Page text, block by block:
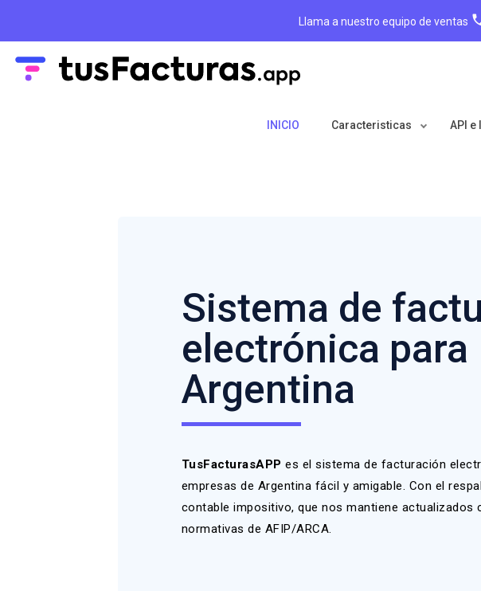
Llama a nuestro equipo de ventas
INICIO Caracteristicas API e
Sistema de
electrónica para
Argentina
TusFacturasAPP es el sistema de facturación
empresas de Argentina fácil y amigable. Con el
contable impositivo, que nos mantiene actualizados
normativas de AFIP/ARCA.